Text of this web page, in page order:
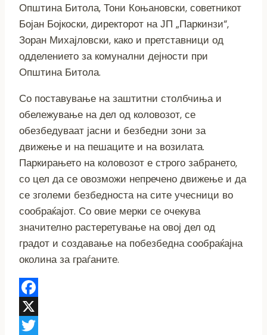
Општина Битола, Тони Коњановски, советникот
Бојан Бојкоски, директорот на ЈП „Паркинзи“,
Зоран Михајловски, како и претставници од
одделението за комунални дејности при
Општина Битола.
Со поставување на заштитни столбчиња и
обележување на дел од коловозот, се
обезбедуваат јасни и безбедни зони за
движење и на пешаците и на возилата.
Паркирањето на коловозот е строго забрането,
со цел да се овозможи непречено движење и да
се зголеми безбедноста на сите учесници во
сообраќајот. Со овие мерки се очекува
значително растеретување на овој дел од
градот и создавање на побезбедна сообраќајна
околина за граѓаните.
Facebook
X